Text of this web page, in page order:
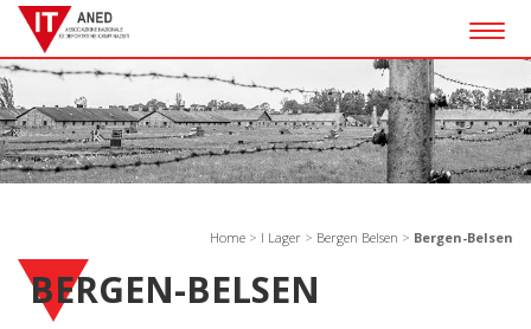
Home > I Lager > Bergen Belsen > Bergen-Belsen
BERGEN-BELSEN